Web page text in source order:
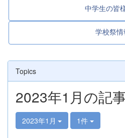
中学生の皆
学校祭情
Topics
2023年1月の記
2023年1月 1件